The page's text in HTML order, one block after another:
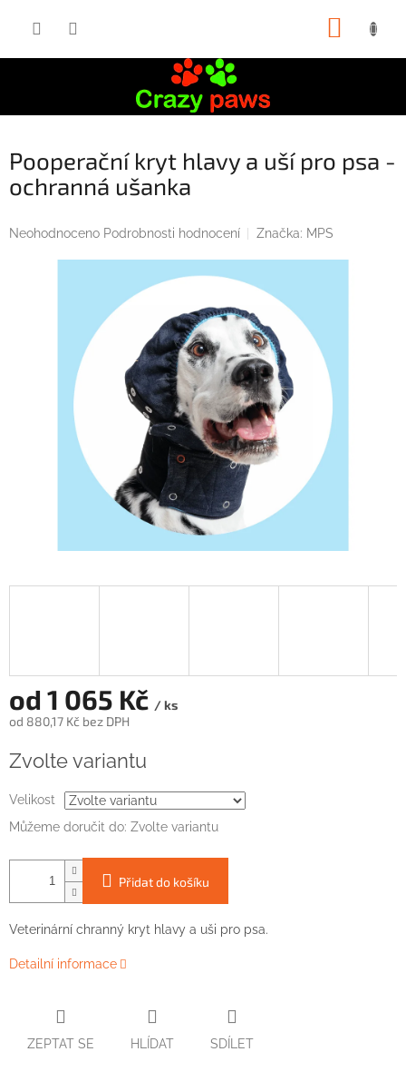
Pooperační kryt hlavy a uší pro psa -
ochranná ušanka
Průměrné
Neohodnoceno Podrobnosti hodnocení Značka: MPS
od 1 065 Kč / ks
od 880,17 Kč bez DPH
cena:
Zvolte variantu
Velikost
Můžeme doručit do: Zvolte variantu
Přidat do košíku
Veterinární chranný kryt hlavy a uši pro psa.
Detailní informace
ZEPTAT SE HLÍDAT SDÍLET